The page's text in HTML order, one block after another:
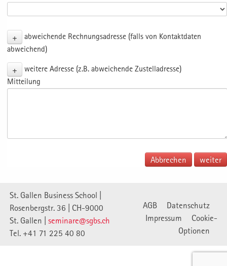
+
abweichende Rechnungsadresse (falls von Kontaktdaten
abweichend)
+
weitere Adresse (z.B. abweichende Zustelladresse)
Mitteilung
Abbrechen
St. Gallen Business School |
Rosenbergstr. 36 | CH-9000
St. Gallen | seminare@sgbs.ch
Tel. +41 71 225 40 80
AGB
Datenschutz
Impressum
Cookie-
Optionen